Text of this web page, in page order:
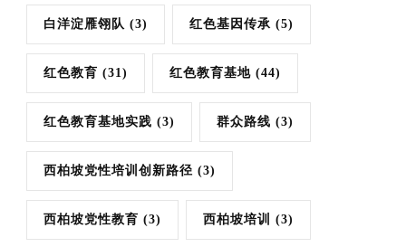
白洋淀雁翎队 (3) 红色基因传承 (5)
红色教育 (31) 红色教育基地 (44)
红色教育基地实践 (3) 群众路线 (3)
西柏坡党性培训创新路径 (3)
西柏坡党性教育 (3) 西柏坡培训 (3)